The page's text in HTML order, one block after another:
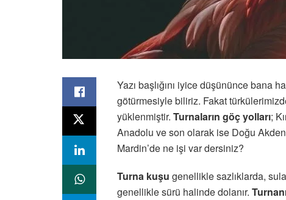
Yazı başlığını iyice düşününce bana
götürmesiyle biliriz. Fakat
yüklenmiştir. Turnaların göç yolları;
Anadolu ve son olarak ise Doğu
Mardin’de ne işi var dersiniz?
Turna kuşu genellikle sazlıklarda,
genellikle sürü halinde dolanır.